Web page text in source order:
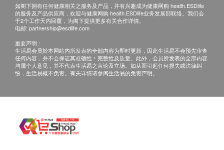
如果客户已完成电话或面解服务,若再要求讲解,需
另外收取$230解析报告费。
客户若体检后3个月内不提取报告，所有报告一律
作销毁处理及不会存底，客户如需额外索取报告复
印本
(体检后3个月内)，将收取$150行政费。
所有身体检查并非作为医务诊断或治疗用途,如需
如有争议，健康网购health.ESDlife 及 童珀医疗
保留最后决定权。
如阁下拥有任何健康相关之服务及产品，并有兴趣成为健康网购 health.ESDlife
的服务及产品供应商，欢迎与健康网购 health.ESDlife业务发展部联络。我们会
于2个工作天内回覆，为阁下提供更多有关合作详情。
电邮: partnership@esdlife.com
重要声明：
生活易会员於本网站内所发表的全部内容为即时更新，因此生活易不会预先审查
任何内容，并不会保证其准确性丶完整性及质量。此外，会员所发表的全部内容
均属个人意见，并不代表生活易之言论及立场。如从而引起任何损失或法律纠
纷，生活易概不负责。有关详情请参阅生活易的免责声明。